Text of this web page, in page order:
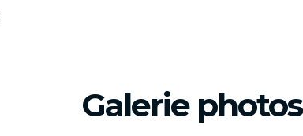
Galerie photos